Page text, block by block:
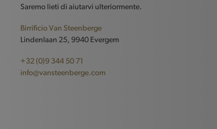
Saremo lieti di aiutarvi ulteriormente.
Birrificio Van Steenberge
Lindenlaan 25, 9940 Evergem
+32 (0)9 344 50 71
info@vansteenberge.com